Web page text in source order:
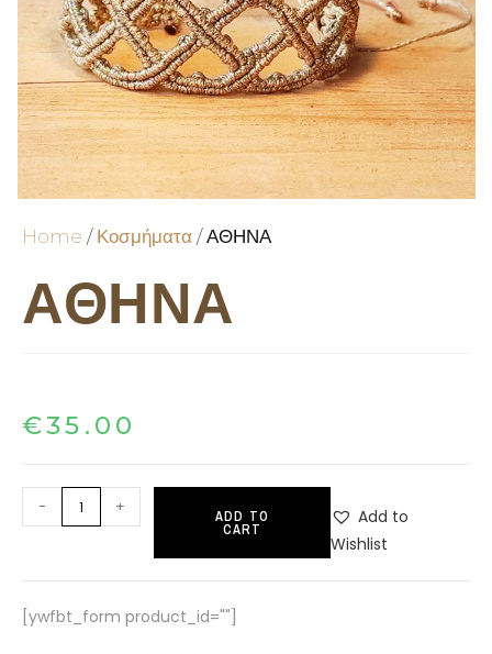
Home / Κοσμήματα / ΑΘΗΝΑ
ΑΘΗΝΑ
€35.00
- + ADD TO
CART
Add to
Wishlist
[ywfbt_form product_id=""]